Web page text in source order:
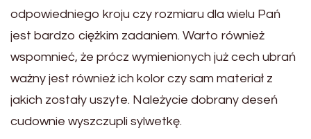
odpowiedniego kroju czy rozmiaru dla wielu Pań
jest bardzo ciężkim zadaniem. Warto również
wspomnieć, że prócz wymienionych już cech ubrań
ważny jest również ich kolor czy sam materiał z
jakich zostały uszyte. Należycie dobrany deseń
cudownie wyszczupli sylwetkę.